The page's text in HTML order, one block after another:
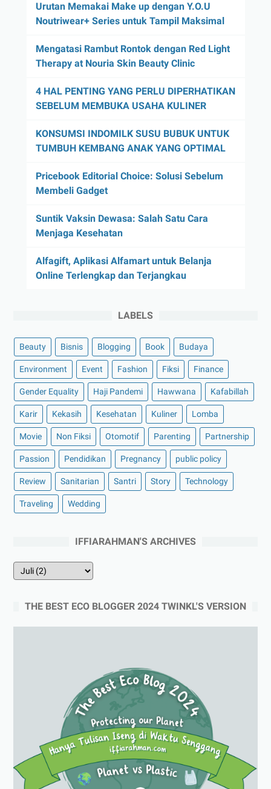
Urutan Memakai Make up dengan Y.O.U
Noutriwear+ Series untuk Tampil Maksimal
Mengatasi Rambut Rontok dengan Red Light
Therapy at Nouria Skin Beauty Clinic
4 HAL PENTING YANG PERLU DIPERHATIKAN
SEBELUM MEMBUKA USAHA KULINER
KONSUMSI INDOMILK SUSU BUBUK UNTUK
TUMBUH KEMBANG ANAK YANG OPTIMAL
Pricebook Editorial Choice: Solusi Sebelum
Membeli Gadget
Suntik Vaksin Dewasa: Salah Satu Cara
Menjaga Kesehatan
Alfagift, Aplikasi Alfamart untuk Belanja
Online Terlengkap dan Terjangkau
LABELS
Beauty Bisnis Blogging Book Budaya
Environment Event Fashion Fiksi Finance
Gender Equality Haji Pandemi Hawwana Kafabillah
Karir Kekasih Kesehatan Kuliner Lomba
Movie Non Fiksi Otomotif Parenting Partnership
Passion Pendidikan Pregnancy public policy
Review Sanitarian Santri Story Technology
Traveling Wedding
IFFIARAHMAN'S ARCHIVES
THE BEST ECO BLOGGER 2024 TWINKL'S VERSION